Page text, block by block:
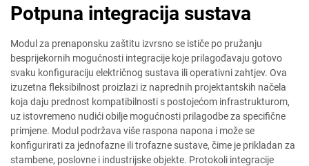
Potpuna integracija sustava
Modul za prenaponsku zaštitu izvrsno se ističe po pružanju
besprijekornih mogućnosti integracije koje prilagođavaju gotovo
svaku konfiguraciju električnog sustava ili operativni zahtjev. Ova
izuzetna fleksibilnost proizlazi iz naprednih projektantskih načela
koja daju prednost kompatibilnosti s postojećom infrastrukturom,
uz istovremeno nudići obilje mogućnosti prilagodbe za specifične
primjene. Modul podržava više raspona napona i može se
konfigurirati za jednofazne ili trofazne sustave, čime je prikladan za
stambene, poslovne i industrijske objekte. Protokoli integracije